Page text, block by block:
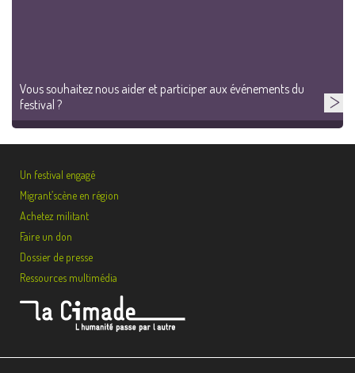
Vous souhaitez nous aider et participer aux événements du
festival ?
Un festival engagé
Migrant’scène en région
Achetez militant
Faire un don
Dossier de presse
Ressources multimédia